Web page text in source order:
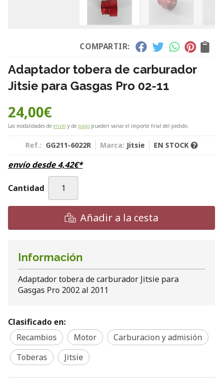
COMPARTIR:
Adaptador tobera de carburador
Jitsie para Gasgas Pro 02-11
24,00€
Las modalidades de envío y de pago pueden variar el importe final del pedido.
Ref.: GG211-6022R Marca: Jitsie EN STOCK
envío desde4,42€*
Cantidad
Añadir a la cesta
Información
Adaptador tobera de carburador Jitsie para
Gasgas Pro 2002 al 2011
Clasificado en:
Recambios
Motor
Carburacion y admisión
Toberas
Jitsie